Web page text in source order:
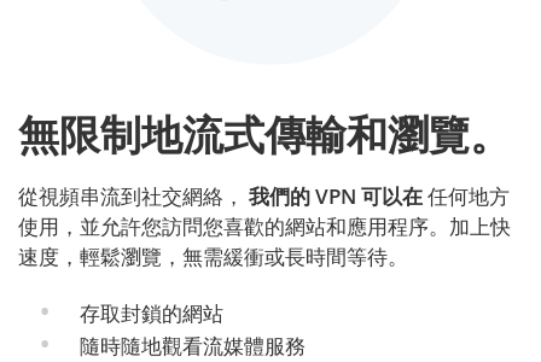
無限制地流式傳輸和瀏覽。
從視頻串流到社交網絡， 我們的 VPN 可以在任何地方
使用，並允許您訪問您喜歡的網站和應用程序。加上快
速度，輕鬆瀏覽，無需緩衝或長時間等待。
存取封鎖的網站
隨時隨地觀看流媒體服務